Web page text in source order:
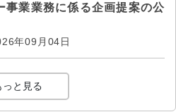
事業業務に係る企画提案の公
年09月04日
っと見る